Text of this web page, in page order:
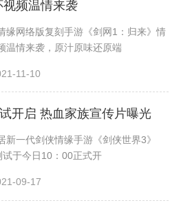
视频温情来袭
缘网络版复刻手游《剑网1：归来》情
温情来袭，原汁原味还原端
11-10
开启 热血家族宣传片曝光
新一代剑侠情缘手游《剑侠世界3》
试于今日10：00正式开
09-17